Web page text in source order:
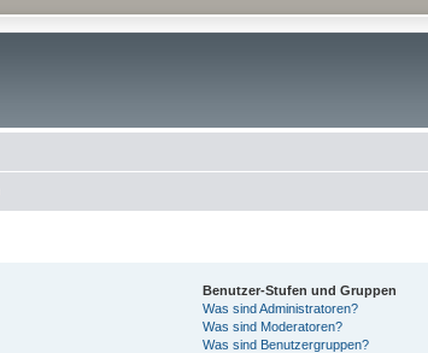
Benutzer-Stufen und Gruppen
Was sind Administratoren?
Was sind Moderatoren?
Was sind Benutzergruppen?